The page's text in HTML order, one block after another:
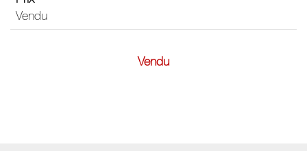
Vendu
Vendu